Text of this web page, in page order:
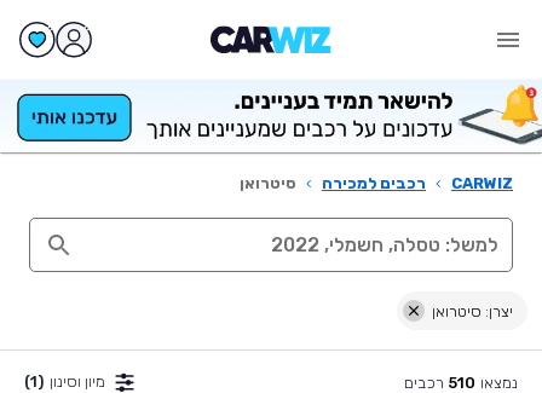
CARWIZ
› רכבים למכירה › סיטרואן
יצרן: סיטרואן
נמצאו 510 רכבים מיון וסינון (1)